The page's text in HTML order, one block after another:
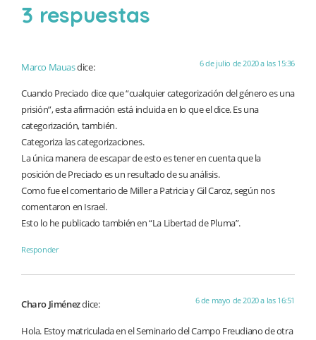
3 respuestas
Marco Mauasdice: 6 de julio de 2020 a las 15:36
Cuando Preciado dice que “cualquier categorización del género es una
prisión”, esta afirmación está incluida en lo que el dice. Es una
categorización, también.
Categoriza las categorizaciones.
La única manera de escapar de esto es tener en cuenta que la
posición de Preciado es un resultado de su análisis.
Como fue el comentario de Miller a Patricia y Gil Caroz, según nos
comentaron en Israel.
Esto lo he publicado también en “La Libertad de Pluma”.
Responder
Charo Jiménezdice: 6 de mayo de 2020 a las 16:51
Hola. Estoy matriculada en el Seminario del Campo Freudiano de otra